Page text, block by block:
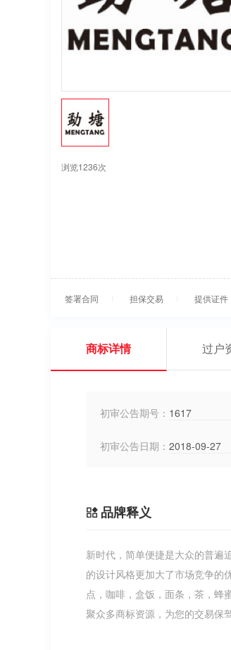
浏览1236次
签署合同 担保交易 提供证件
商标详情 过户
初审公告期号： 1617
初审公告日期： 2018-09-27
品牌释义
新时代，简单便捷是大众的普遍
的设计风格更加大了市场竞争的
点，咖啡，盒饭，面条，茶，蜂
聚众多商标资源，为您的交易保